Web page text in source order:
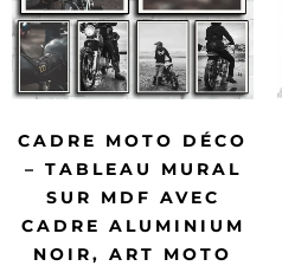
CADRE MOTO DÉCO
– TABLEAU MURAL
SUR MDF AVEC
CADRE ALUMINIUM
NOIR, ART MOTO